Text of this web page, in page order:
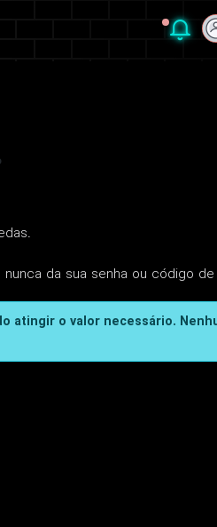
da sua senha ou código
atingir o valor necessário.